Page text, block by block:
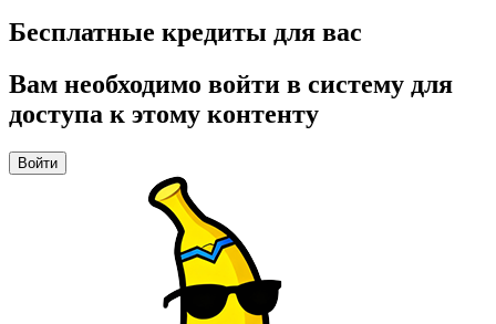
Бесплатные кредиты для вас
Вам необходимо войти в систему для
доступа к этому контенту
Войти